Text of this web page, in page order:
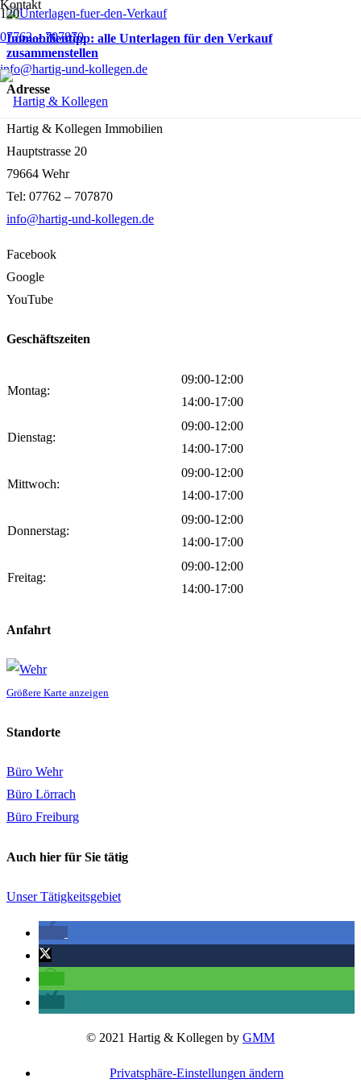
Kontakt
07762 – 707870
info@hartig-und-kollegen.de
Immobilientipp: alle Unterlagen für den Verkauf
zusammenstellen
Adresse
Hartig & Kollegen Immobilien
Hauptstrasse 20
79664 Wehr
Tel: 07762 – 707870
info@hartig-und-kollegen.de
Facebook
Google
YouTube
Geschäftszeiten
Montag:
09:00-12:00
14:00-17:00
Dienstag:
09:00-12:00
14:00-17:00
Mittwoch:
09:00-12:00
14:00-17:00
Donnerstag:
09:00-12:00
14:00-17:00
Freitag:
09:00-12:00
14:00-17:00
Anfahrt
Größere Karte anzeigen
Standorte
Büro Wehr
Büro Lörrach
Büro Freiburg
Auch hier für Sie tätig
Unser Tätigkeitsgebiet
© 2021 Hartig & Kollegen by GMM
Privatsphäre-Einstellungen ändern